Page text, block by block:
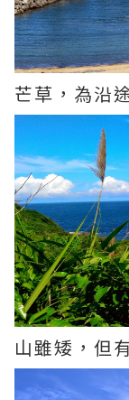
芒草，為沿
山雖矮，但